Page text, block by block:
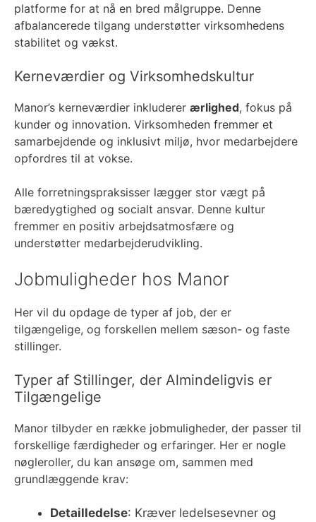
platforme for at nå en bred målgruppe. Denne
afbalancerede tilgang understøtter virksomhedens
stabilitet og vækst.
Kerneværdier og Virksomhedskultur
Manor’s kerneværdier inkluderer ærlighed, fokus på
kunder og innovation. Virksomheden fremmer et
samarbejdende og inklusivt miljø, hvor medarbejdere
opfordres til at vokse.
Alle forretningspraksisser lægger stor vægt på
bæredygtighed og socialt ansvar. Denne kultur
fremmer en positiv arbejdsatmosfære og
understøtter medarbejderudvikling.
Jobmuligheder hos Manor
Her vil du opdage de typer af job, der er
tilgængelige, og forskellen mellem sæson- og faste
stillinger.
Typer af Stillinger, der Almindeligvis er
Tilgængelige
Manor tilbyder en række jobmuligheder, der passer til
forskellige færdigheder og erfaringer. Her er nogle
nøgleroller, du kan ansøge om, sammen med
grundlæggende krav:
Detailledelse: Kræver ledelsesevner og